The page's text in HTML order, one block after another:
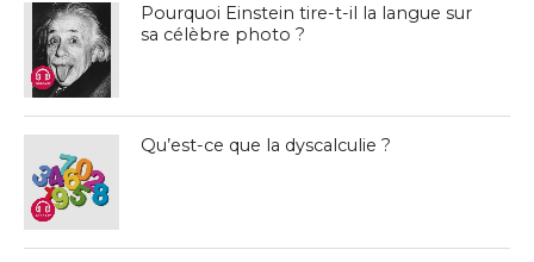
Pourquoi Einstein tire-t-il la langue sur
sa célèbre photo ?
Qu’est-ce que la dyscalculie ?